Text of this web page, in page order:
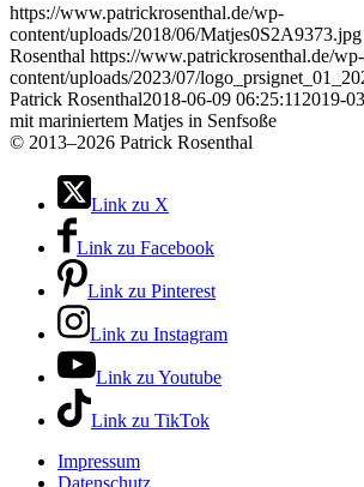
https://www.patrickrosenthal.de/wp-
content/uploads/2018/06/Matjes0S2A9373.jpg
Rosenthal https://www.patrickrosenthal.de/wp-
content/uploads/2023/07/
Patrick Rosenthal2018-06-09 06:25:11 2019-
mit mariniertem Matjes in Senfsoße
© 2013–2026 Patrick Rosenthal
Link zu X
Link zu Facebook
Link zu Pinterest
Link zu Instagram
Link zu Youtube
Link zu TikTok
Impressum
Datenschutz